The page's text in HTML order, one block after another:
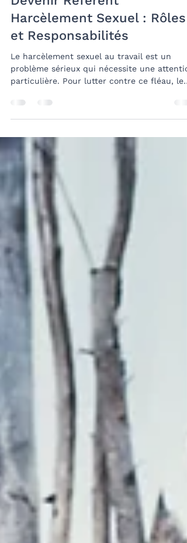
9 déc. 2024
6 min de lecture
Devenir Référent
Harcèlement Sexuel : Rôles
et Responsabilités
Le harcèlement sexuel au travail est un
rôle...